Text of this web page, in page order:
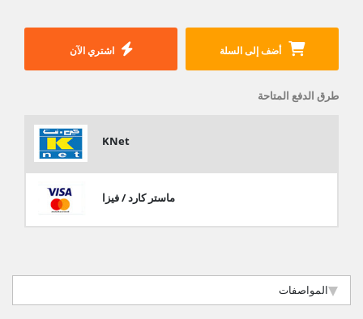
أضف إلى السلة اشتري الآن
طرق الدفع المتاحة
KNet
ماستر كارد / فيزا
المواصفات